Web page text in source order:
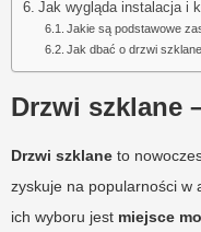
Jak wygląda instalacja i
Jakie są podstawowe
Jak dbać o drzwi
Drzwi szklane
Drzwi szklane to
zyskuje na popularności w
ich wyboru jest miejsce